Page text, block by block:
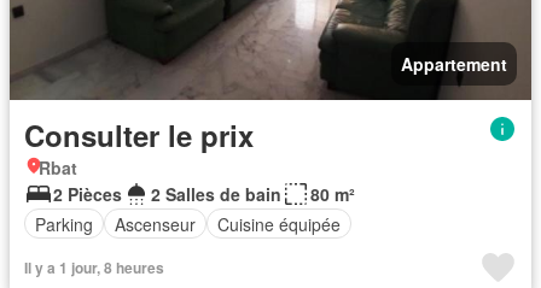
Appartement
Consulter le prix
Rbat
2 Pièces
2 Salles de bain
80 m²
Parking
Ascenseur Cuisine équipée
Il y a 1 jour, 8 heures